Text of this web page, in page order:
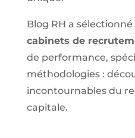
Blog RH a sélectionné
cabinets de
de performance,
méthodologies :
incontournables du
capitale.